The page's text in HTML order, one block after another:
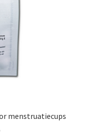
menstruatiecups